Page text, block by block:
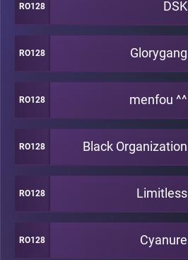
RO128 DSK
RO128 Glorygang
RO128 menfou ^^
RO128 Black Organization
RO128 Limitless
RO128 Cyanure